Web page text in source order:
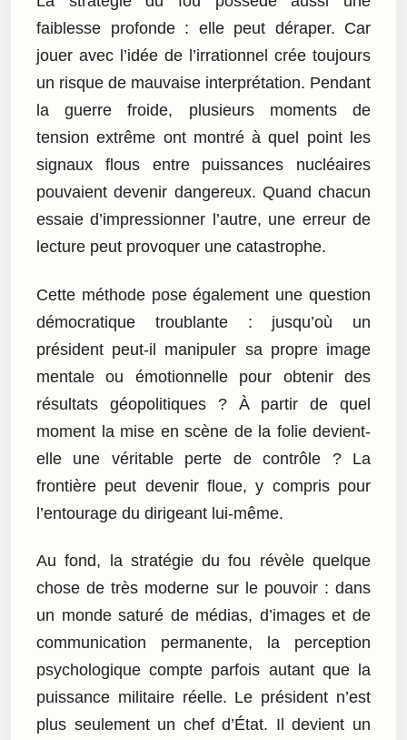
faiblesse profonde : elle peut déraper. Car
jouer avec l’idée de l’irrationnel crée toujours
un risque de mauvaise interprétation. Pendant
la guerre froide, plusieurs moments de
tension extrême ont montré à quel point les
signaux flous entre puissances nucléaires
pouvaient devenir dangereux. Quand chacun
essaie d’impressionner l’autre, une erreur de
lecture peut provoquer une catastrophe.
Cette méthode pose également une question
démocratique troublante : jusqu’où un
président peut-il manipuler sa propre image
mentale ou émotionnelle pour obtenir des
résultats géopolitiques ? À partir de quel
moment la mise en scène de la folie devient-
elle une véritable perte de contrôle ? La
frontière peut devenir floue, y compris pour
l’entourage du dirigeant lui-même.
Au fond, la stratégie du fou révèle quelque
chose de très moderne sur le pouvoir : dans
un monde saturé de médias, d’images et de
communication permanente, la perception
psychologique compte parfois autant que la
puissance militaire réelle. Le président n’est
plus seulement un chef d’État. Il devient un